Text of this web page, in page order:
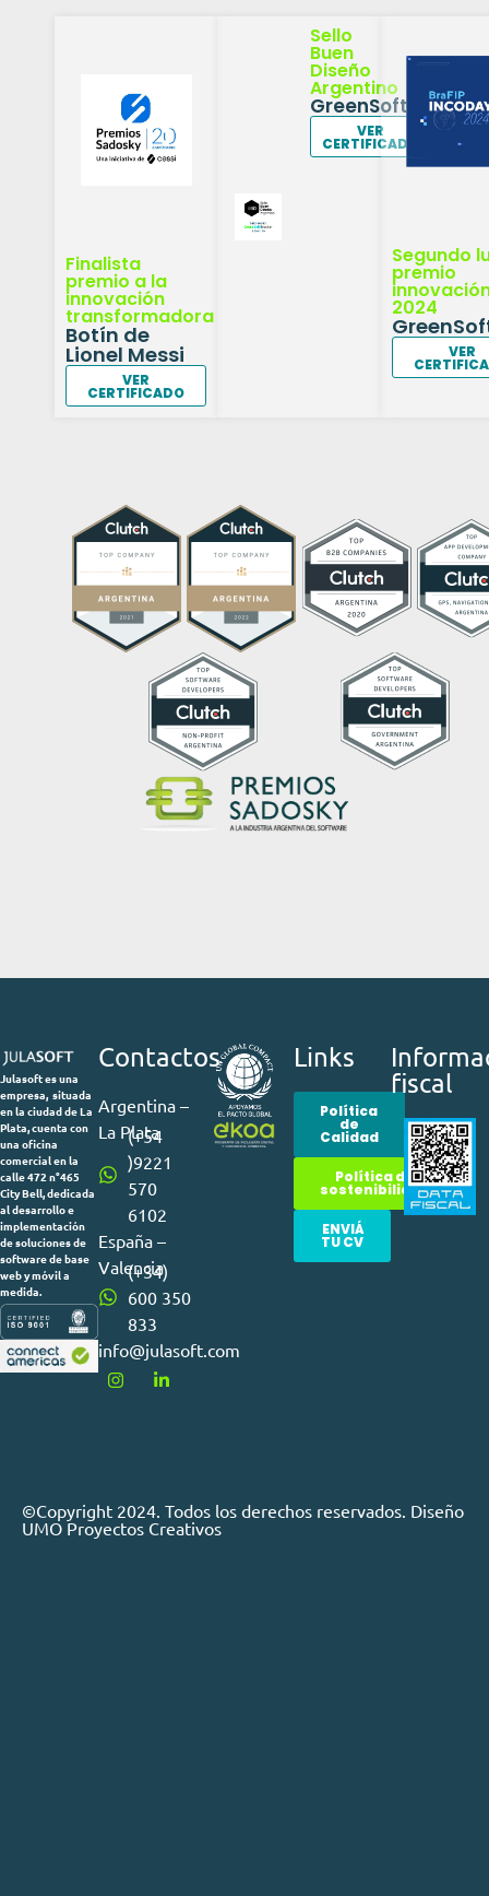
Finalista
premio a la
innovación
transformadora
Botín de
Lionel Messi
VER
CERTIFICADO
Sello
Buen
Diseño
Argentino
GreenSoftTracker
VER
CERTIFICADO
Segundo
premio
2024
VER
Julasoft es una
empresa, situada
en la ciudad de La
Plata, cuenta con
una oficina
comercial en la
calle 472 n°465
City Bell, dedicada
al desarrollo e
implementación
de soluciones de
software de base
web y móvil a
medida.
Contactos
Argentina –
La Plata
(+54
)9221
570
6102
España –
Valencia
(+34)
600 350
833
info@julasoft.com
Links
Política
de
Calidad
Política de
sostenibilidad
ENVIÁ
TU CV
fiscal
©Copyright 2024. Todos los derechos reservados. Diseño
UMO Proyectos Creativos